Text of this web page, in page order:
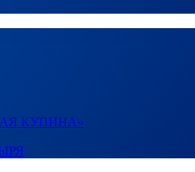
КУПИНА»